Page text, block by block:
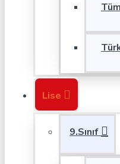
Lise
9.Sınıf